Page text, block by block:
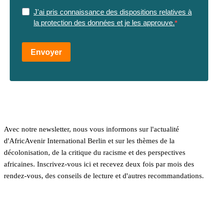
J'ai pris connaissance des dispositions relatives à
la protection des données et je les approuve.
Envoyer
Avec notre newsletter, nous vous informons sur l'actualité
d'AfricAvenir International Berlin et sur les thèmes de la
décolonisation, de la critique du racisme et des perspectives
africaines. Inscrivez-vous ici et recevez deux fois par mois des
rendez-vous, des conseils de lecture et d'autres recommandations.